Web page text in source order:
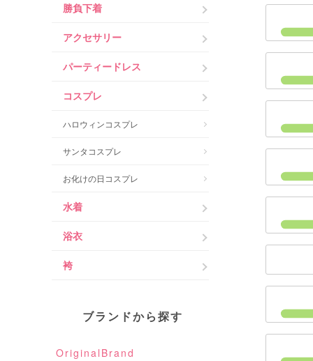
勝負下着
アクセサリー
パーティードレス
コスプレ
ハロウィンコスプレ
サンタコスプレ
お化けの日コスプレ
水着
浴衣
袴
ブランドから探す
OriginalBrand